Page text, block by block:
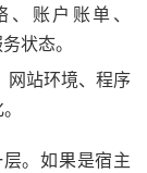
账户账单、
状态。
网站环境、程序
。如果是宿主